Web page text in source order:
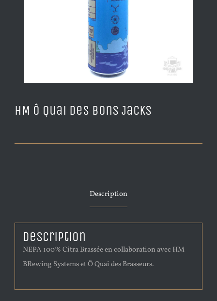
HM Ô Quai des bons Jacks
Description
Description
NEPA 100% Citra Brassée en collaboration avec HM
BRewing Systems et Ô Quai des Brasseurs.